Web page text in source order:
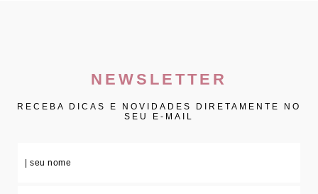
NEWSLETTER
RECEBA DICAS E NOVIDADES DIRETAMENTE NO
SEU E-MAIL